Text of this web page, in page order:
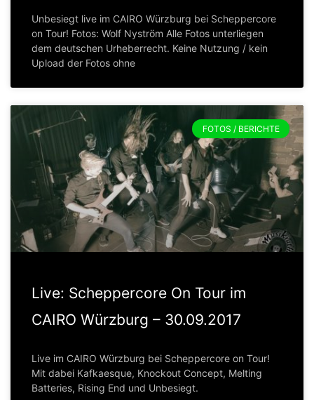
Unbesiegt live im CAIRO Würzburg bei Scheppercore
on Tour! Fotos: Wolf Nyström Alle Fotos unterliegen
dem deutschen Urheberrecht. Keine Nutzung / kein
Upload der Fotos ohne
FOTOS / BERICHTE
Live: Scheppercore On Tour im
CAIRO Würzburg – 30.09.2017
Live im CAIRO Würzburg bei Scheppercore on Tour!
Mit dabei Kafkaesque, Knockout Concept, Melting
Batteries, Rising End und Unbesiegt.